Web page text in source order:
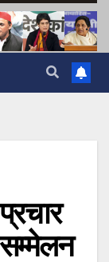
सम्मेलन